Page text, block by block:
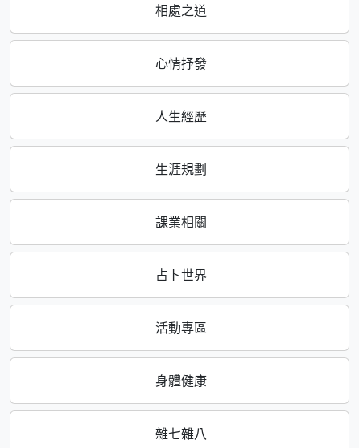
相處之道
心情抒發
人生經歷
生涯規劃
課業相關
占卜世界
活動專區
身體健康
雜七雜八